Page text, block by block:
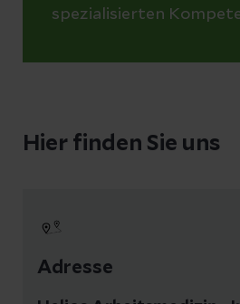
spezialisierten
Hier finden Sie uns
Adresse